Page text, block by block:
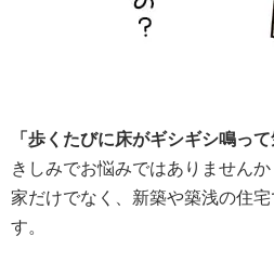
「歩くたびに床がギシギシ鳴っ
きしみでお悩みではありません
家だけでなく、新築や築浅の住
す。